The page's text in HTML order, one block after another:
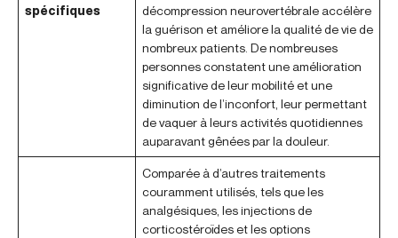
spécifiques
décompression neurovertébrale accélère
la guérison et améliore la qualité de vie de
nombreux patients. De nombreuses
personnes constatent une amélioration
significative de leur mobilité et une
diminution de l’inconfort, leur permettant
de vaquer à leurs activités quotidiennes
auparavant gênées par la douleur.
Comparée à d’autres traitements
couramment utilisés, tels que les
analgésiques, les injections de
corticostéroïdes et les options